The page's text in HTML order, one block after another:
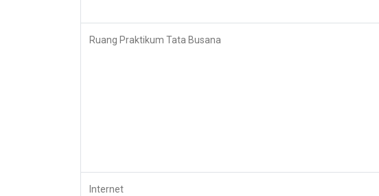
Ruang Praktikum Tata Busana
Internet